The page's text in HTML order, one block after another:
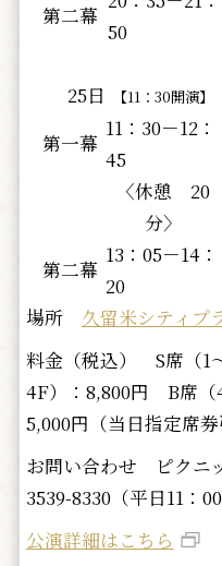
第二幕
50
25日 【11：30開演】
第一幕
11：30－12：
45
〈休憩 20
分〉
第二幕
13：05－14：
20
場所 久留米シティプ
料金（税込） S席（1
4F）：8,800円 B席（
5,000円（当日指定席券
お問い合わせ ピクニ
3539-8330（平日11：00
公演詳細はこちら